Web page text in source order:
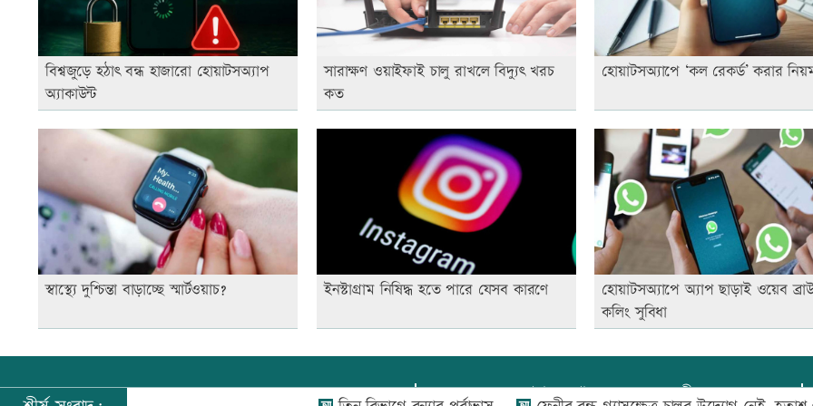
বিশ্বজুড়ে হঠাৎ বন্ধ হাজারো হোয়াটসঅ্যাপ
অ্যাকাউন্ট
সারাক্ষণ ওয়াইফাই চালু রাখলে বিদ্যুৎ খরচ
কত
হোয়াটসঅ্যাপে ‘কল রেকর্ড’ করার
স্বাস্থ্যে দুশ্চিন্তা বাড়াচ্ছে স্মার্টওয়াচ? ইনস্টাগ্রাম নিষিদ্ধ হতে পারে যেসব কারণে
হোয়াটসঅ্যাপে অ্যাপ ছাড়াই ওয়েব
কলিং সুবিধা
প্রধান সম্পাদক:আফজাল বারী